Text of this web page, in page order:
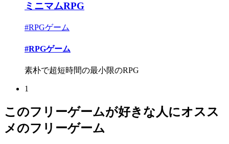
ミニマムRPG
#RPGゲーム
#RPGゲーム
素朴で超短時間の最小限のRPG
1
このフリーゲームが好きな人にオスス
メのフリーゲーム